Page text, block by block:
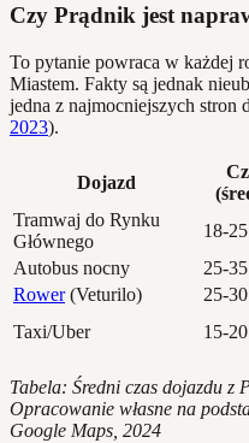
Czy Prądnik jest
To pytanie powraca w każdej
Miastem. Fakty są jednak
jedna z najmocniejszych stron
2023).
Dojazd
Tramwaj do Rynku
Głównego
18-
Autobus nocny
25-
Rower(Veturilo) 25-
Taxi/Uber
15-
Tabela: Średni czas dojazdu z
Opracowanie własne na
Google Maps, 2024